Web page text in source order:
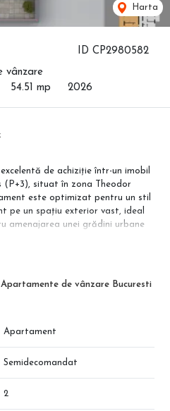
ID CP2980582
vânzare
54.51 mp 2026
Harta
Apartamente de vânzare Bucuresti
de achiziție într-un imobil
(P+3), situat în zona Theodor
este optimizat pentru un stil
pe un spațiu exterior vast, ideal
amenajarea unei grădini urbane
generos de 13.43 mp:
camere principale)
Apartament
Semidecomandat
2